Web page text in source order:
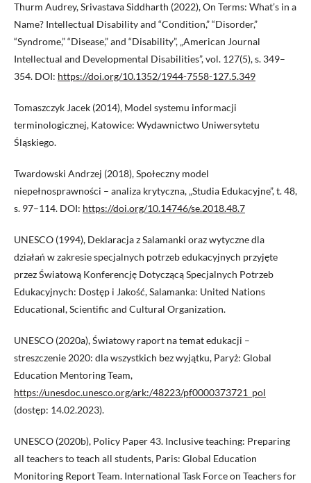
Thurm Audrey, Srivastava Siddharth (2022), On Terms: What’s in a
Name? Intellectual Disability and “Condition,” “Disorder,”
“Syndrome,” “Disease,” and “Disability”, „American Journal
Intellectual and Developmental Disabilities”, vol. 127(5), s. 349–
354. DOI: https://doi.org/10.1352/1944-7558-127.5.349
Tomaszczyk Jacek (2014), Model systemu informacji
terminologicznej, Katowice: Wydawnictwo Uniwersytetu
Śląskiego.
Twardowski Andrzej (2018), Społeczny model
niepełnosprawności – analiza krytyczna, „Studia Edukacyjne”, t. 48,
s. 97–114. DOI: https://doi.org/10.14746/se.2018.48.7
UNESCO (1994), Deklaracja z Salamanki oraz wytyczne dla
działań w zakresie specjalnych potrzeb edukacyjnych przyjęte
przez Światową Konferencję Dotyczącą Specjalnych Potrzeb
Edukacyjnych: Dostęp i Jakość, Salamanka: United Nations
Educational, Scientific and Cultural Organization.
UNESCO (2020a), Światowy raport na temat edukacji –
streszczenie 2020: dla wszystkich bez wyjątku, Paryż: Global
Education Mentoring Team,
https://unesdoc.unesco.org/ark:/48223/pf0000373721_pol
(dostęp: 14.02.2023).
UNESCO (2020b), Policy Paper 43. Inclusive teaching: Preparing
all teachers to teach all students, Paris: Global Education
Monitoring Report Team. International Task Force on Teachers for